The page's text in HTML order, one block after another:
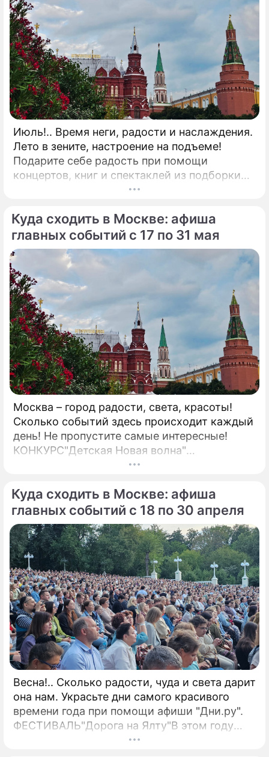
Июль!.. Время неги, радости и наслаждения.
Лето в зените, настроение на подъеме!
Подарите себе радость при помощи
концертов, книг и спектаклей из подборки
"Дни.ру"! КНИГА"Исповедь пиарщика"
кейсами эксперт федеральных каналов
Александр Андрианов предлагает взглянуть
на современный маркетинг без прикрас при
Куда сходить в Москве: афиша
главных событий с 17 по 31 мая
Москва – город радости, света, красоты!
Сколько событий здесь происходит каждый
день! Не пропустите самые интересные!
КОНКУРС"Детская Новая волна"
Всероссийский детский вокальный конкурс
при поддержке Министерства просвещения
Российской Федерации.
Куда сходить в Москве: афиша
главных событий с 18 по 30 апреля
Весна!.. Сколько радости, чуда и света дарит
она нам. Украсьте дни самого красивого
времени года при помощи афиши "Дни.ру".
ФЕСТИВАЛЬ"Дорога на Ялту"В этом году
оргкомитет получил 172 заявки от